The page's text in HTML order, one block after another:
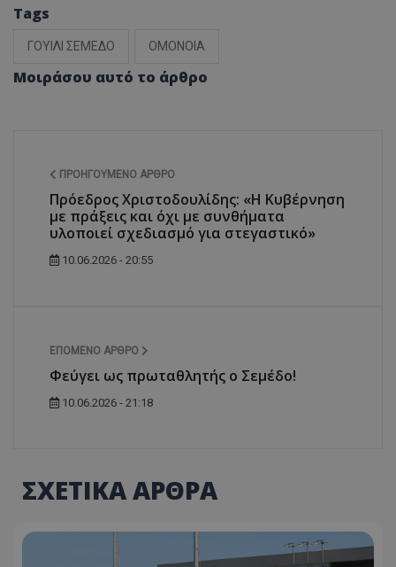
Tags
ΓΟΥΙΛΙ ΣΕΜΕΔΟ ΟΜΟΝΟΙΑ
Μοιράσου αυτό το άρθρο
ΠΡΟΗΓΟΎΜΕΝΟ ΆΡΘΡΟ
Πρόεδρος Χριστοδουλίδης: «Η Κυβέρνηση
με πράξεις και όχι με συνθήματα
υλοποιεί σχεδιασμό για στεγαστικό»
10.06.2026 - 20:55
ΕΠΌΜΕΝΟ ΆΡΘΡΟ
Φεύγει ως πρωταθλητής ο Σεμέδο!
10.06.2026 - 21:18
ΣΧΕΤΙΚΑ ΑΡΘΡΑ